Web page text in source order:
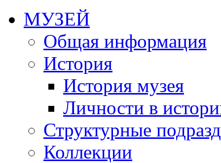
МУЗЕЙ
Общая информация
История
История музея
Личности в
Структурные
Коллекции